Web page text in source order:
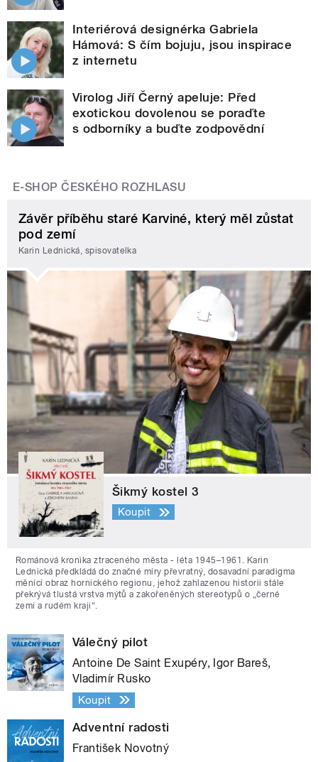
Interiérová designérka Gabriela
Hámová: S čím bojuju, jsou inspirace
z internetu
Virolog Jiří Černý apeluje: Před
exotickou dovolenou se poraďte
s odborníky a buďte zodpovědní
E-SHOP ČESKÉHO ROZHLASU
Závěr příběhu staré Karviné, který měl zůstat
pod zemí
Karin Lednická, spisovatelka
Šikmý kostel 3
Koupit
Románová kronika ztraceného města - léta 1945–1961. Karin
Lednická předkládá do značné míry převratný, dosavadní paradigma
měnící obraz hornického regionu, jehož zahlazenou historii stále
překrývá tlustá vrstva mýtů a zakořeněných stereotypů o „černé
zemi a rudém kraji“.
Válečný pilot
Antoine De Saint Exupéry, Igor Bareš,
Vladimír Rusko
Koupit
Adventní radosti
František Novotný